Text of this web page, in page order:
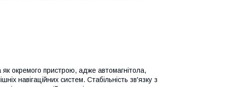
окремого пристрою, адже автомагнітола,
навігаційних систем. Стабільність зв'язку з